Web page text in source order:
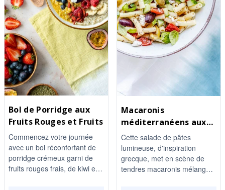
Bol de Porridge aux
Fruits Rouges et Fruits
Commencez votre journée
avec un bol réconfortant de
porridge crémeux garni de
fruits rouges frais, de kiwi et
Macaronis
méditerranéens aux
olives et à la feta
Cette salade de pâtes
lumineuse, d'inspiration
grecque, met en scène de
tendres macaronis mélangés